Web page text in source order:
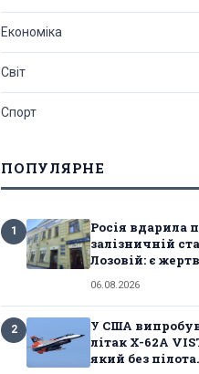
Економіка
Світ
Спорт
ПОПУЛЯРНЕ
1
Росія вдарила
залізничній
Лозовій: є
06.08.2026
2
У США
літак X-62A
який без